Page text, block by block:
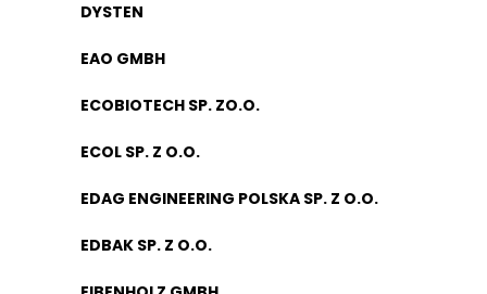
DYSTEN
EAO GMBH
ECOBIOTECH SP. ZO.O.
ECOL SP. Z O.O.
EDAG ENGINEERING POLSKA SP. Z O.O.
EDBAK SP. Z O.O.